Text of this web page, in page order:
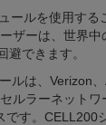
ールを使用する
ザーは、世界
できます。
は、Verizon、
ルラーネット
す。CELL200